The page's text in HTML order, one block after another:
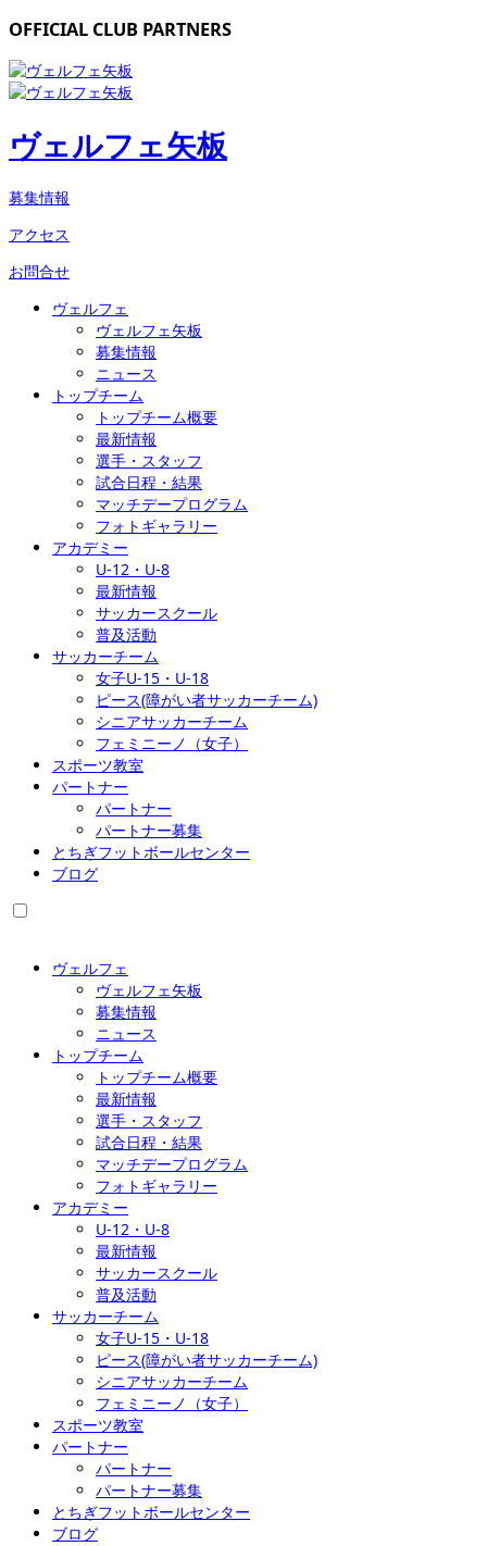
OFFICIAL CLUB PARTNERS
ヴェルフェ矢板
募集情報
アクセス
お問合せ
ヴェルフェ
ヴェルフェ矢板
募集情報
ニュース
トップチーム
トップチーム概要
最新情報
選手・スタッフ
試合日程・結果
マッチデープログラム
フォトギャラリー
アカデミー
U-12・U-8
最新情報
サッカースクール
普及活動
サッカーチーム
女子U-15・U-18
ピース(障がい者サッカーチーム)
シニアサッカーチーム
フェミニーノ（女子）
スポーツ教室
パートナー
パートナー
パートナー募集
とちぎフットボールセンター
ブログ
ヴェルフェ
ヴェルフェ矢板
募集情報
ニュース
トップチーム
トップチーム概要
最新情報
選手・スタッフ
試合日程・結果
マッチデープログラム
フォトギャラリー
アカデミー
U-12・U-8
最新情報
サッカースクール
普及活動
サッカーチーム
女子U-15・U-18
ピース(障がい者サッカーチーム)
シニアサッカーチーム
フェミニーノ（女子）
スポーツ教室
パートナー
パートナー
パートナー募集
とちぎフットボールセンター
ブログ